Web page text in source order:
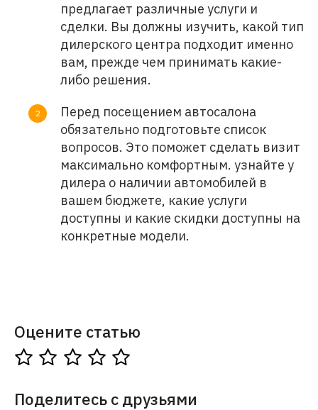
предлагает различные услуги и
сделки. Вы должны изучить, какой тип
дилерского центра подходит именно
вам, прежде чем принимать какие-
либо решения.
Перед посещением автосалона
обязательно подготовьте список
вопросов. Это поможет сделать визит
максимально комфортным. узнайте у
дилера о наличии автомобилей в
вашем бюджете, какие услуги
доступны и какие скидки доступны на
конкретные модели.
Оцените статью
Поделитесь с друзьями